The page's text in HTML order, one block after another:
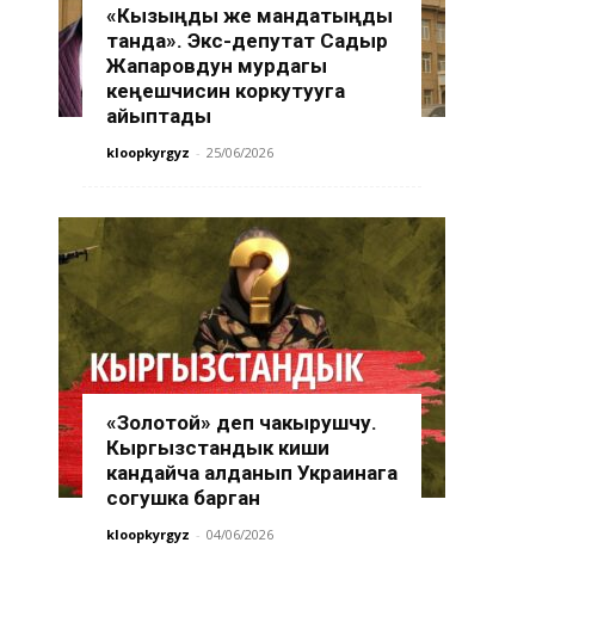
«Кызыңды же мандатыңды
танда». Экс-депутат Садыр
Жапаровдун мурдагы
кеңешчисин коркутууга
айыптады
kloopkyrgyz - 25/06/2026
«Золотой» деп чакырушчу.
Кыргызстандык киши
кандайча алданып Украинага
согушка барган
kloopkyrgyz - 04/06/2026